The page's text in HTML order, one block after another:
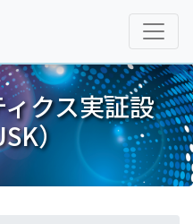
クス実証設
）